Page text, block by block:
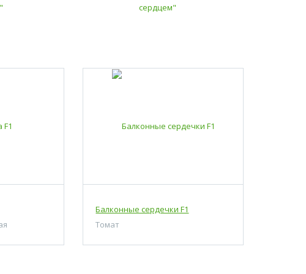
Балконные сердечки F1
Томат